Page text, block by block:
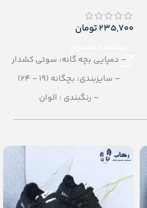
235,700تومان
– دمپایی بچه گانه: سوتی کشدار
– سایزبندی: بچگانه (19 - 24)
– رنگبندی : الوان
– تعداد در کارتن:36 جفت